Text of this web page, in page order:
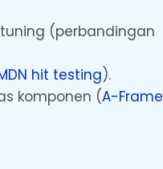
tuning (perbandingan
hit testing).
komponen (A-Frame